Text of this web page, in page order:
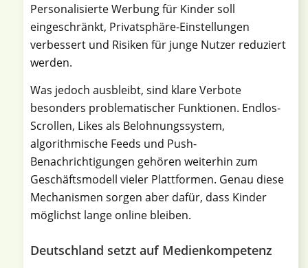
Personalisierte Werbung für Kinder soll
eingeschränkt, Privatsphäre-Einstellungen
verbessert und Risiken für junge Nutzer reduziert
werden.
Was jedoch ausbleibt, sind klare Verbote
besonders problematischer Funktionen. Endlos-
Scrollen, Likes als Belohnungssystem,
algorithmische Feeds und Push-
Benachrichtigungen gehören weiterhin zum
Geschäftsmodell vieler Plattformen. Genau diese
Mechanismen sorgen aber dafür, dass Kinder
möglichst lange online bleiben.
Deutschland setzt auf Medienkompetenz